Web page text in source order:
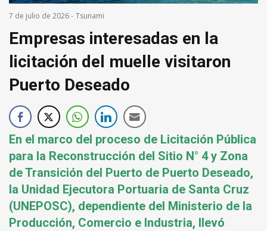
7 de julio de 2026- Tsunami
Empresas interesadas en la
licitación del muelle visitaron
Puerto Deseado
En el marco del proceso de Licitación Pública
para la Reconstrucción del Sitio N° 4 y Zona
de Transición del Puerto de Puerto Deseado,
la Unidad Ejecutora Portuaria de Santa Cruz
(UNEPOSC), dependiente del Ministerio de la
Producción, Comercio e Industria, llevó